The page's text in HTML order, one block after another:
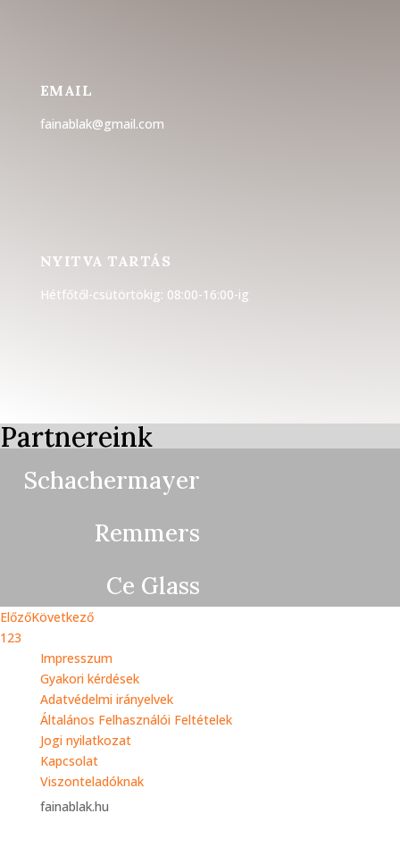
EMAIL
fainablak@gmail.com
NYITVA TARTÁS
Hétfőtől-csütörtökig: 08:00-16:00-ig
Partnereink
Schachermayer
Remmers
Ce Glass
ElőzőKövetkező
123
Impresszum
Gyakori kérdések
Adatvédelmi irányelvek
Általános Felhasználói Feltételek
Jogi nyilatkozat
Kapcsolat
Viszonteladóknak
fainablak.hu